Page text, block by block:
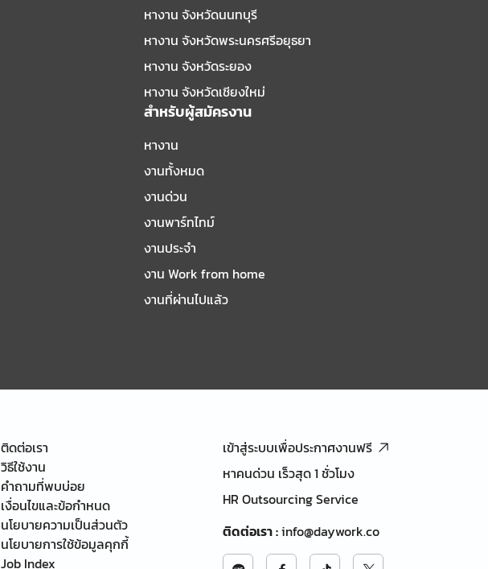
หางาน จังหวัดนนทบุรี
หางาน จังหวัดพระนครศรีอยุธยา
หางาน จังหวัดระยอง
หางาน จังหวัดเชียงใหม่
สำหรับผู้สมัครงาน
หางาน
งานทั้งหมด
งานด่วน
งานพาร์ทไทม์
งานประจำ
งาน Work from home
งานที่ผ่านไปแล้ว
ติดต่อเรา
วิธีใช้งาน
คำถามที่พบบ่อย
เงื่อนไขและข้อกำหนด
นโยบายความเป็นส่วนตัว
นโยบายการใช้ข้อมูลคุกกี้
Job Index
เข้าสู่ระบบเพื่อประกาศงานฟรี
หาคนด่วน เร็วสุด 1 ชั่วโมง
HR Outsourcing Service
ติดต่อเรา:info@daywork.co